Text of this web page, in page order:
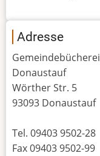
Adresse
Gemeindebücherei
Donaustauf
Wörther Str. 5
93093 Donaustauf
Tel. 09403 9502-28
Fax 09403 9502-99